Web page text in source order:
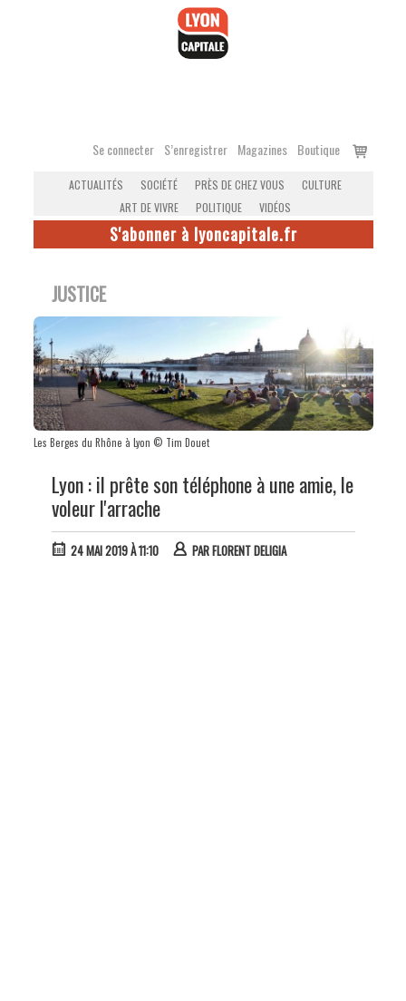
Se connecter S’enregistrer Magazines Boutique
Voir
ACTUALITÉS SOCIÉTÉ PRÈS DE CHEZ VOUS
CULTURE
ART DE VIVRE
POLITIQUE VIDÉOS
S'abonner à lyoncapitale.fr
JUSTICE
Les Berges du Rhône à Lyon © Tim Douet
Lyon : il prête son téléphone à une amie, le
voleur l'arrache
24 MAI 2019 À 11:10 PARFLORENT DELIGIA